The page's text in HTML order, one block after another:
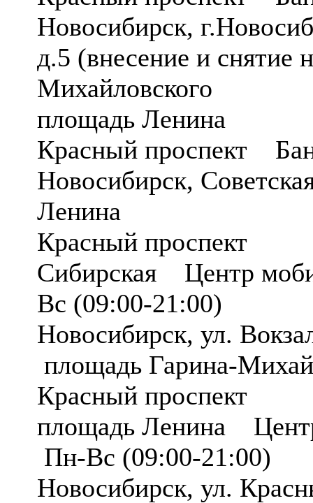
Новосибирск,
д.5 (внесение и
Михайловского
площадь Ленина
Красный проспект
Новосибирск,
Ленина
Красный проспект
Сибирская Центр
Вс (09:00-21:00)
Новосибирск, ул.
площадь Гарина-
Красный проспект
площадь Ленина
Пн-Вс (09:00-21:00)
Новосибирск, ул.